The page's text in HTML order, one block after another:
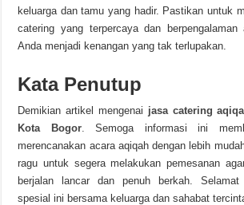
keluarga dan tamu yang hadir. Pastikan untuk
catering yang terpercaya dan berpengalaman
Anda menjadi kenangan yang tak terlupakan.
Kata Penutup
Demikian artikel mengenai jasa catering
Kota Bogor. Semoga informasi ini
merencanakan acara aqiqah dengan lebih
ragu untuk segera melakukan pemesanan
berjalan lancar dan penuh berkah. Selamat
spesial ini bersama keluarga dan sahabat